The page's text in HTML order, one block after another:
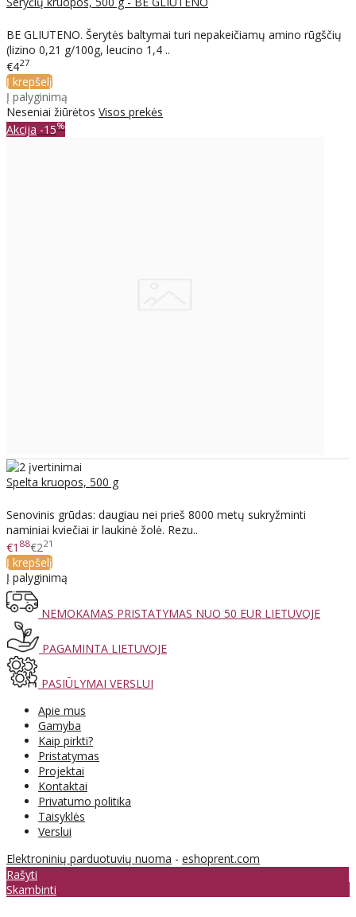
BE GLIUTENO. Šerytės baltymai turi nepakeičiamų amino rūgščių
(lizino 0,21 g/100g, leucino 1,4 ..
€427
Į krepšelį
Į palyginimą
Neseniai žiūrėtos Visos prekės
Akcija -15%
Spelta kruopos, 500 g
Senovinis grūdas: daugiau nei prieš 8000 metų sukryžminti
naminiai kviečiai ir laukinė žolė. Rezu..
€1 88€221
Į krepšelį
Į palyginimą
NEMOKAMAS PRISTATYMAS NUO 50 EUR LIETUVOJE
PAGAMINTA LIETUVOJE
PASIŪLYMAI VERSLUI
Apie mus
Gamyba
Kaip pirkti?
Pristatymas
Projektai
Kontaktai
Privatumo politika
Taisyklės
Verslui
Elektroninių parduotuvių nuoma - eshoprent.com
Rašyti
Skambinti